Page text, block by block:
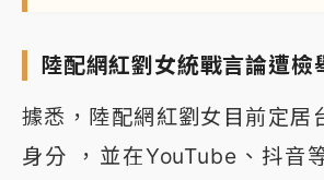
陸配網紅劉女統戰言論遭檢
據悉，陸配網紅劉女目前定居
身分 ，並在YouTube、抖音